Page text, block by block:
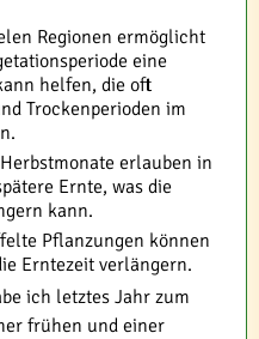
Regionen ermöglicht
eine
helfen, die oft
Trockenperioden im
erlauben in
Ernte, was die
kann.
Pflanzungen können
Erntezeit verlängern.
ich letztes Jahr zum
frühen und einer